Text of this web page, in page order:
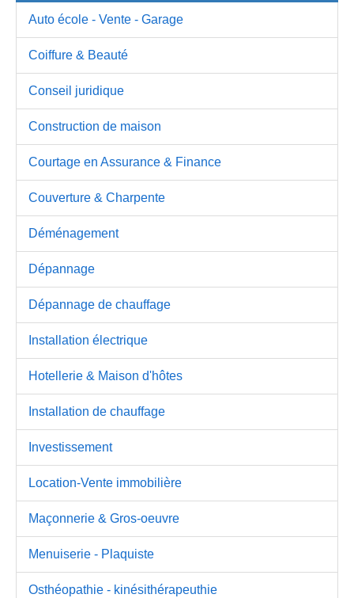
Auto école - Vente - Garage
Coiffure & Beauté
Conseil juridique
Construction de maison
Courtage en Assurance & Finance
Couverture & Charpente
Déménagement
Dépannage
Dépannage de chauffage
Installation électrique
Hotellerie & Maison d'hôtes
Installation de chauffage
Investissement
Location-Vente immobilière
Maçonnerie & Gros-oeuvre
Menuiserie - Plaquiste
Osthéopathie - kinésithérapeuthie